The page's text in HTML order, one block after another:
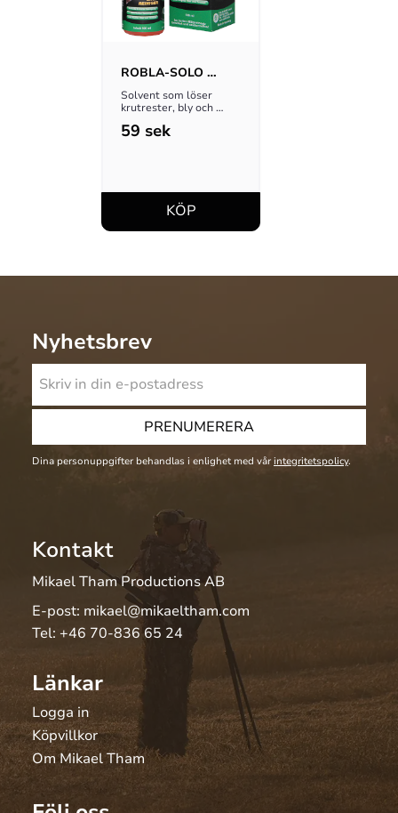
ROBLA-SOLO
SOLVENT, 65ML
Solvent som löser
krutrester, bly och
59 sek
Nyhetsbrev
PRENUMERERA
Dina personuppgifter behandlas i enlighet med vår integritetspolicy.
Kontakt
Mikael Tham Productions AB
E-post: mikael@mikaeltham.com
Tel: +46 70-836 65 24
Länkar
Logga in
Köpvillkor
Om Mikael Tham